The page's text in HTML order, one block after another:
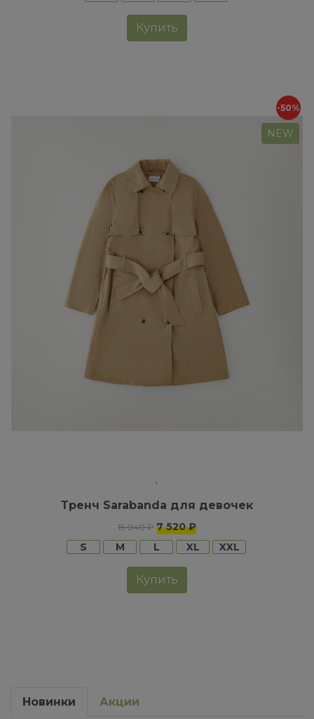
Купить
-50%
NEW
Тренч Sarabanda для девочек
15 040 ₽ 7 520 ₽
S
M L XL XXL
Купить
Новинки Акции